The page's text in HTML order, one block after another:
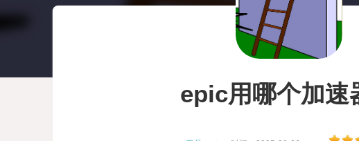
epic用哪个加速